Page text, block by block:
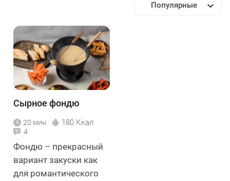
Популярные
Сырное фондю
20 мин 180 Ккал
4
Фондю – прекрасный
вариант закуски как
для романтического